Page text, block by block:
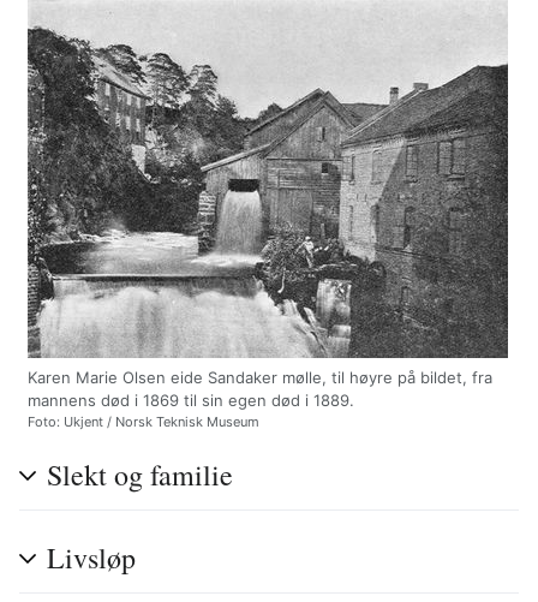
Karen Marie Olsen eide Sandaker mølle, til høyre på bildet, fra
mannens død i 1869 til sin egen død i 1889.
Foto: Ukjent / Norsk Teknisk Museum
Slekt og familie
Livsløp